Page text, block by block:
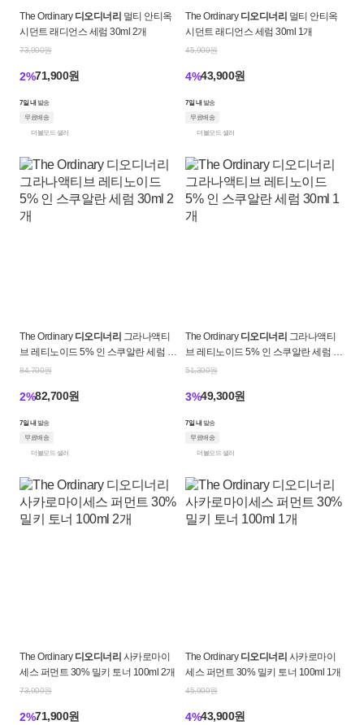
The Ordinary 디오디너리 멀티 안티옥
시던트 래디언스 세럼 30ml 2개
73,900원
2%71,900원
7일 내 발송
무료배송
더블모드 셀러
The Ordinary 디오디너리 멀티 안티옥
시던트 래디언스 세럼 30ml 1개
45,900원
4%43,900원
7일 내 발송
무료배송
더블모드 셀러
The Ordinary 디오디너리 그라나액티
브 레티노이드 5% 인 스쿠알란 세럼 30
ml 2개
84,700원
2%82,700원
7일 내 발송
무료배송
더블모드 셀러
The Ordinary 디오디너리 그라나액티
브 레티노이드 5% 인 스쿠알란 세럼 30
ml 1개
51,300원
3%49,300원
7일 내 발송
무료배송
더블모드 셀러
The Ordinary 디오디너리 사카로마이
세스 퍼먼트 30% 밀키 토너 100ml 2개
73,900원
2%71,900원
The Ordinary 디오디너리 사카로마이
세스 퍼먼트 30% 밀키 토너 100ml 1개
45,900원
4%43,900원